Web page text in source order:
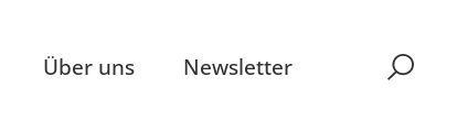
Über uns Newsletter